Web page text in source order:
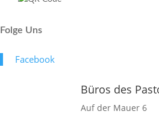
Folge Uns
Face­book
Büros des
Auf der Mauer 6